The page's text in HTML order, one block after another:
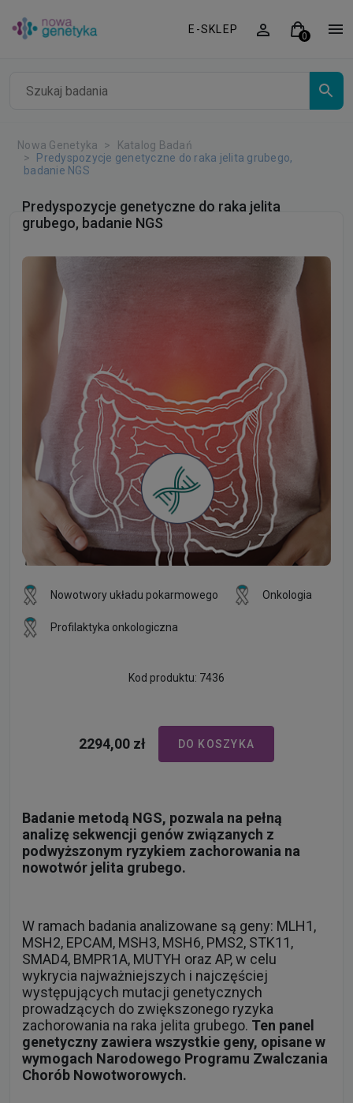
E-SKLEP
Nowa Genetyka
Katalog Badań
Predyspozycje genetyczne do raka jelita grubego,
badanie NGS
Predyspozycje genetyczne do raka jelita
grubego, badanie NGS
Nowotwory układu pokarmowego Onkologia
Profilaktyka onkologiczna
Kod produktu: 7436
2294,00 zł DO KOSZYKA
Badanie metodą NGS, pozwala na pełną
analizę sekwencji genów związanych z
podwyższonym ryzykiem zachorowania na
nowotwór jelita grubego.
W ramach badania analizowane są geny: MLH1,
MSH2, EPCAM, MSH3, MSH6, PMS2, STK11,
SMAD4, BMPR1A, MUTYH oraz AP, w celu
wykrycia najważniejszych i najczęściej
występujących mutacji genetycznych
prowadzących do zwiększonego ryzyka
zachorowania na raka jelita grubego. Ten panel
genetyczny zawiera wszystkie geny, opisane w
wymogach Narodowego Programu Zwalczania
Chorób Nowotworowych.